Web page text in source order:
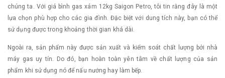
chúng ta. Với giá bình gas xám 12kg Saigon Petro, tôi tin rằng đây là một
lựa chọn phù hợp cho các gia đình. Đặc biệt với dung tích này, bạn có thể
sử dụng được trong khoảng thời gian khá dài.
Ngoài ra, sản phẩm này được sản xuất và kiểm soát chất lượng bởi nhà
máy gas uy tín. Do đó, bạn hoàn toàn yên tâm về chất lượng của sản
phẩm khi sử dụng nó để nấu nướng hay làm bếp.